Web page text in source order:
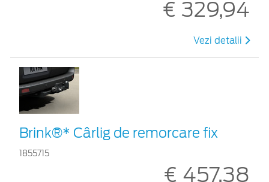
€ 329,94
Vezi detalii
Brink®* Cârlig de remorcare fix
1855715
€ 457,38